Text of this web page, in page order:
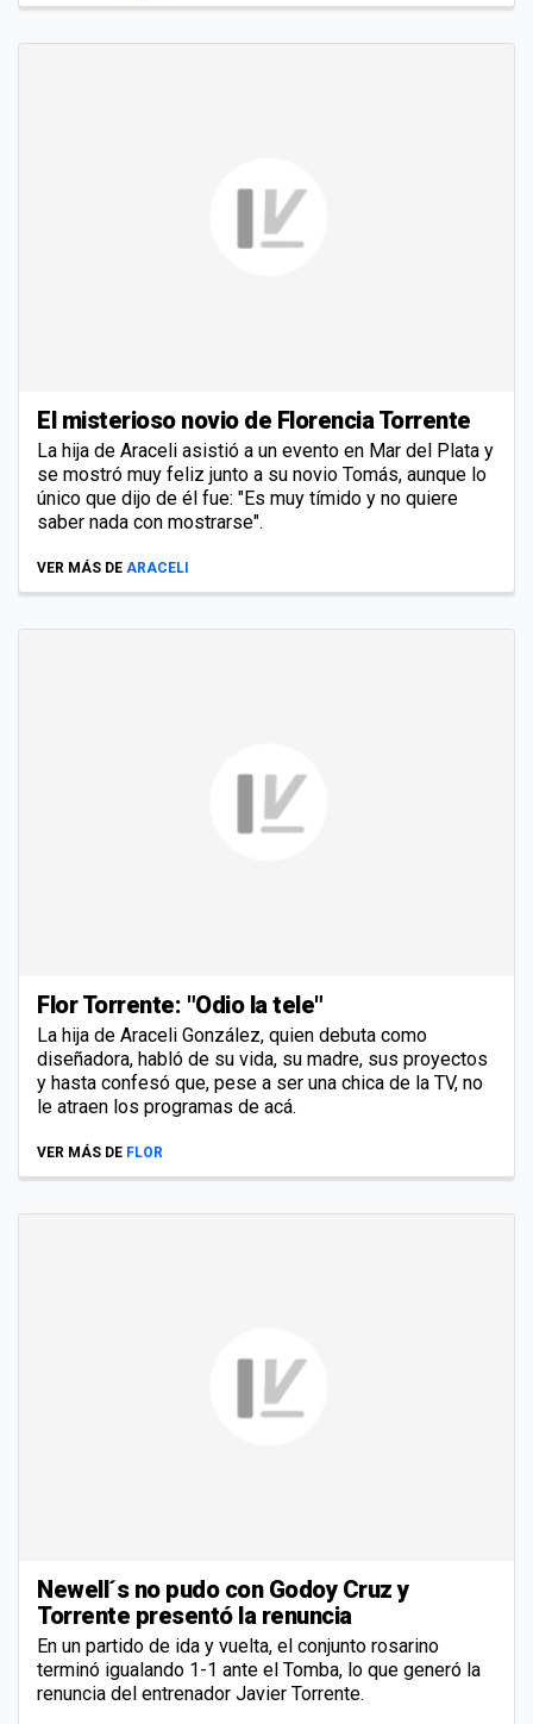
El misterioso novio de Florencia Torrente
La hija de Araceli asistió a un evento en Mar del Plata y
se mostró muy feliz junto a su novio Tomás, aunque lo
único que dijo de él fue: "Es muy tímido y no quiere
saber nada con mostrarse".
VER MÁS DE ARACELI
Flor Torrente: "Odio la tele"
La hija de Araceli González, quien debuta como
diseñadora, habló de su vida, su madre, sus proyectos
y hasta confesó que, pese a ser una chica de la TV, no
le atraen los programas de acá.
VER MÁS DE FLOR
Newell´s no pudo con Godoy Cruz y
Torrente presentó la renuncia
En un partido de ida y vuelta, el conjunto rosarino
terminó igualando 1-1 ante el Tomba, lo que generó la
renuncia del entrenador Javier Torrente.